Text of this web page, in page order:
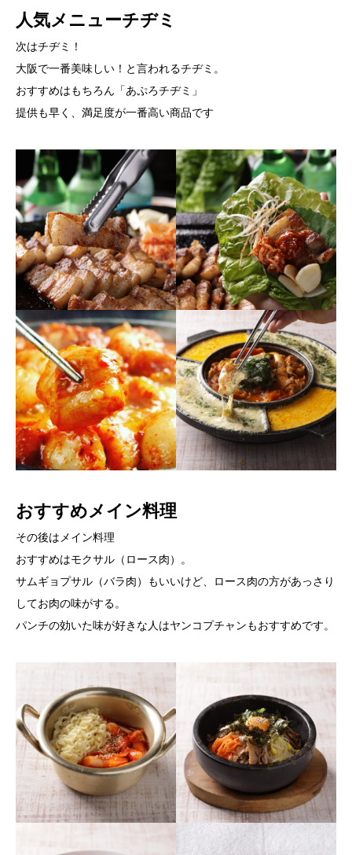
人気メニューチヂミ
次はチヂミ！
大阪で一番美味しい！と言われるチヂミ。
おすすめはもちろん「あぷろチヂミ」
提供も早く、満足度が一番高い商品です
おすすめメイン料理
その後はメイン料理
おすすめはモクサル（ロース肉）。
サムギョプサル（バラ肉）もいいけど、ロース肉の方があっさり
してお肉の味がする。
パンチの効いた味が好きな人はヤンコプチャンもおすすめです。